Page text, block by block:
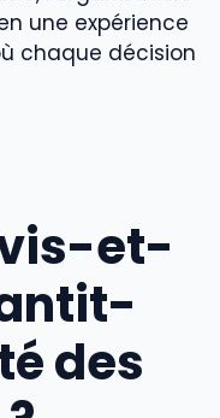
une expérience
chaque décision
et-
des